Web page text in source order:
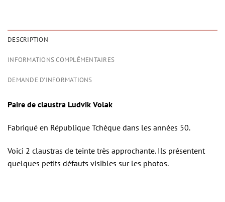
DESCRIPTION
INFORMATIONS COMPLÉMENTAIRES
DEMANDE D'INFORMATIONS
Paire de claustra Ludvik Volak
Fabriqué en République Tchèque dans les années 50.
Voici 2 claustras de teinte très approchante. Ils présentent
quelques petits défauts visibles sur les photos.